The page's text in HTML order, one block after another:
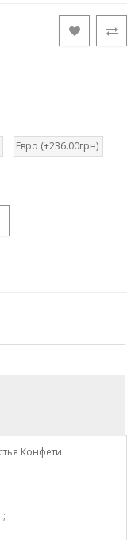
Евро (+236.00грн)
Конфети